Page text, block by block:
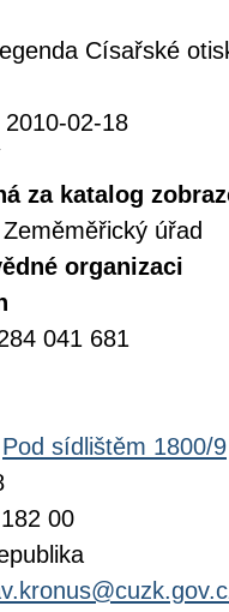
Císařské
2010-02-18
za katalog
Zeměměřický úřad
organizaci
041 681
Pod sídlištěm 1800/9
182 00